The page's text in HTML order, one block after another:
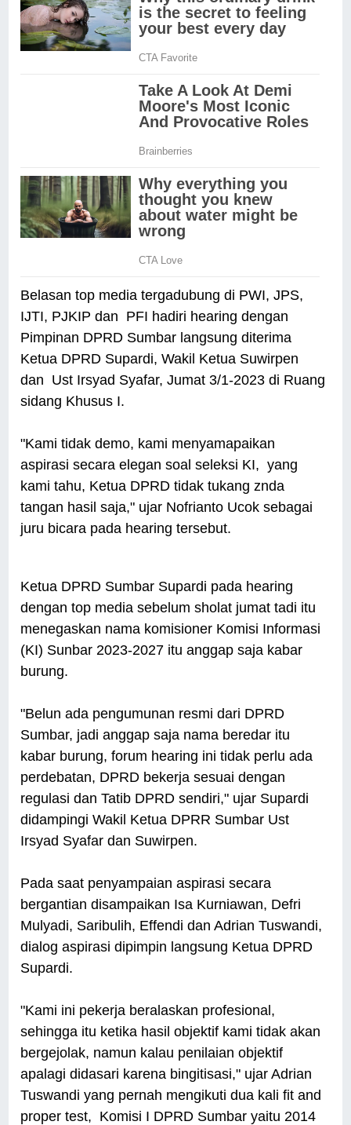
Belasan top media tergadubung di PWI, JPS,
IJTI, PJKIP dan PFI hadiri hearing dengan
Pimpinan DPRD Sumbar langsung diterima
Ketua DPRD Supardi, Wakil Ketua Suwirpen
dan Ust Irsyad Syafar, Jumat 3/1-2023 di Ruang
sidang Khusus I.
"Kami tidak demo, kami menyamapaikan
aspirasi secara elegan soal seleksi KI, yang
kami tahu, Ketua DPRD tidak tukang znda
tangan hasil saja," ujar Nofrianto Ucok sebagai
juru bicara pada hearing tersebut.
Ketua DPRD Sumbar Supardi pada hearing
dengan top media sebelum sholat jumat tadi itu
menegaskan nama komisioner Komisi Informasi
(KI) Sunbar 2023-2027 itu anggap saja kabar
burung.
"Belun ada pengumunan resmi dari DPRD
Sumbar, jadi anggap saja nama beredar itu
kabar burung, forum hearing ini tidak perlu ada
perdebatan, DPRD bekerja sesuai dengan
regulasi dan Tatib DPRD sendiri," ujar Supardi
didampingi Wakil Ketua DPRR Sumbar Ust
Irsyad Syafar dan Suwirpen.
Pada saat penyampaian aspirasi secara
bergantian disampaikan Isa Kurniawan, Defri
Mulyadi, Saribulih, Effendi dan Adrian Tuswandi,
dialog aspirasi dipimpin langsung Ketua DPRD
Supardi.
"Kami ini pekerja beralaskan profesional,
sehingga itu ketika hasil objektif kami tidak akan
bergejolak, namun kalau penilaian objektif
apalagi didasari karena bingitisasi," ujar Adrian
Tuswandi yang pernah mengikuti dua kali fit and
proper test, Komisi I DPRD Sumbar yaitu 2014